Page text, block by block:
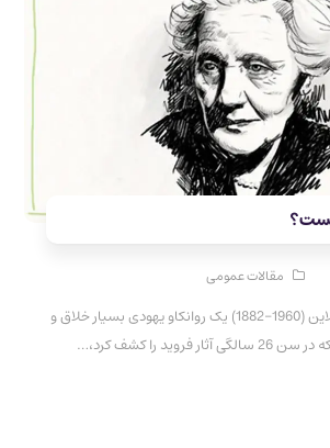
مقالات عمومی
ملانی کلاین ملانی کلاین (1960-1882) یک روانکاو یهودی بسیار خلاق و
را کشف کرد،…